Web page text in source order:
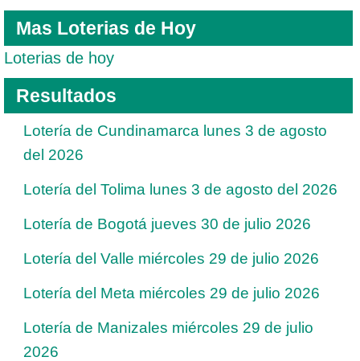
Mas Loterias de Hoy
Loterias de hoy
Resultados
Lotería de Cundinamarca lunes 3 de agosto
del 2026
Lotería del Tolima lunes 3 de agosto del 2026
Lotería de Bogotá jueves 30 de julio 2026
Lotería del Valle miércoles 29 de julio 2026
Lotería del Meta miércoles 29 de julio 2026
Lotería de Manizales miércoles 29 de julio
2026